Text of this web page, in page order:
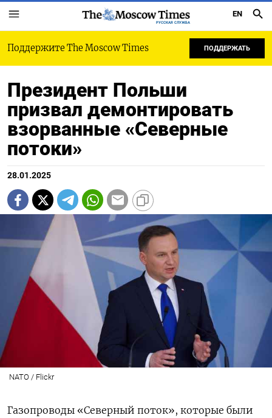
РУССКАЯ СЛУЖБА
EN
Поддержите The Moscow Times ПОДДЕРЖАТЬ
Президент Польши
призвал демонтировать
взорванные «Северные
потоки»
28.01.2025
NATO / Flickr
Газопроводы «Северный поток», которые были